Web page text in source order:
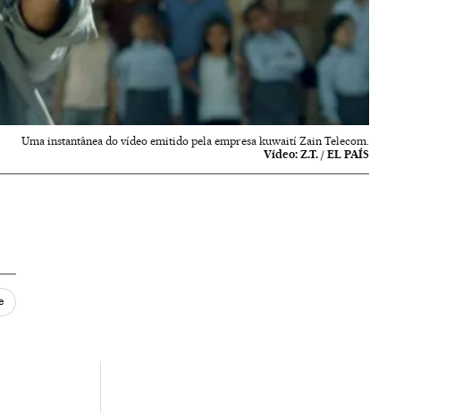
Uma instantânea do vídeo emitido pela empresa kuwaití Zain Telecom.
Vídeo: Z.T. / EL PAÍS